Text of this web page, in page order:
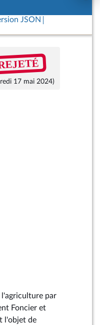
JSON
17 mai 2024)
par
Foncier et
l'objet de